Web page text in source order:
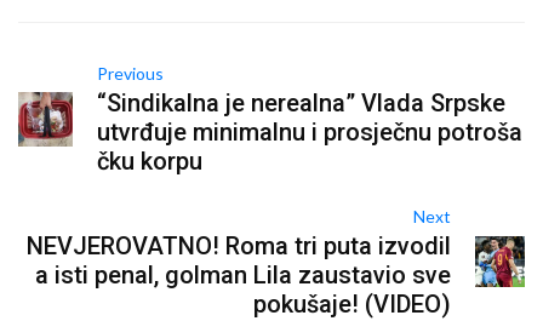
Previous
“Sindikalna je nerealna” Vlada Srpske
utvrđuje minimalnu i prosječnu potroša
čku korpu
Next
NEVJEROVATNO! Roma tri puta izvodil
a isti penal, golman Lila zaustavio sve
pokušaje! (VIDEO)